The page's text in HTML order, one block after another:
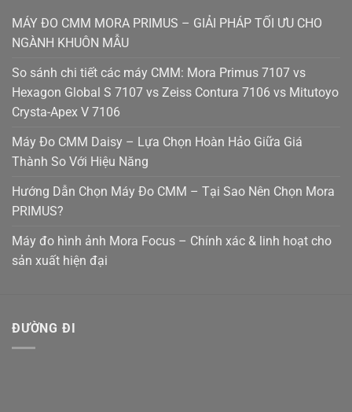
MÁY ĐO CMM MORA PRIMUS – GIẢI PHÁP TỐI ƯU CHO
NGÀNH KHUÔN MẪU
So sánh chi tiết các máy CMM: Mora Primus 7107 vs
Hexagon Global S 7107 vs Zeiss Contura 7106 vs Mitutoyo
Crysta-Apex V 7106
Máy Đo CMM Daisy – Lựa Chọn Hoàn Hảo Giữa Giá
Thành So Với Hiệu Năng
Hướng Dẫn Chọn Máy Đo CMM – Tại Sao Nên Chọn Mora
PRIMUS?
Máy đo hình ảnh Mora Focus – Chính xác & linh hoạt cho
sản xuất hiện đại
ĐƯỜNG ĐI